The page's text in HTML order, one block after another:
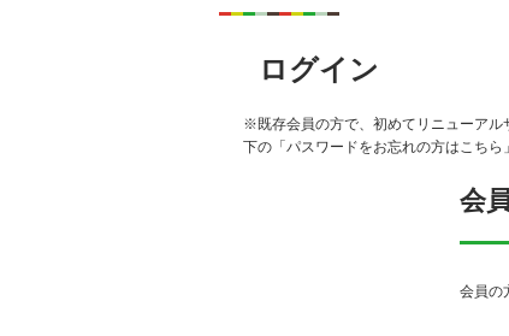
ログイン
※既存会員の方で、初めてリニューアル
下の「パスワードをお忘れの方はこちら
会
会員の